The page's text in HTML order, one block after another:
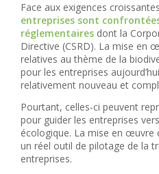
Face aux exigences
entreprises sont
réglementaires dont la
Directive (CSRD). La mise en
relatives au thème de la
pour les entreprises
relativement nouveau et
Pourtant, celles-ci peuvent
pour guider les entreprises
écologique. La mise en œuvre
un réel outil de pilotage de la
entreprises.